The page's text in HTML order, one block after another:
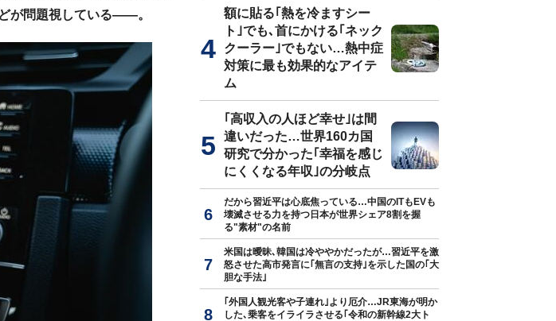
が問題視している――。
額に貼る｢熱を冷ますシー
ト｣でも､首にかける｢ネック
クーラー｣でもない…熱中症
対策に最も効果的なアイテ
ム
｢高収入の人ほど幸せ｣は間
違いだった…世界160カ国
研究で分かった｢幸福を感じ
にくくなる年収｣の分岐点
だから習近平は心底焦っている…中国のITもEVも
壊滅させる力を持つ日本が世界シェア8割を握
る"素材"の名前
米国は曖昧､韓国は冷ややかだったが…習近平を激
怒させた高市発言に｢無言の支持｣を示した国の｢大
胆な手法｣
｢外国人観光客や子連れ｣より厄介…JR東海が明か
した､乗客をイライラさせる｢令和の新幹線2大ト